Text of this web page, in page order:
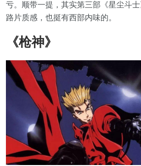
亏。顺带一提，其实第三部《星尘斗
路片质感，也挺有西部内味的。
《枪神》